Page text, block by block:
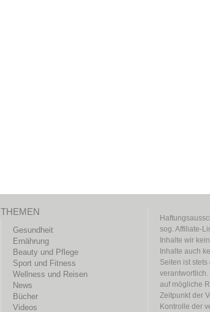
THEMEN
Gesundheit
Ernährung
Beauty und Pflege
Sport und Fitness
Wellness und Reisen
News
Bücher
Videos
sog. Affiliate-
Inhalte wir
Inhalte auch
Seiten ist
auf mögliche
Zeitpunkt der
Kontrolle der